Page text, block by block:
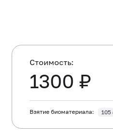
Cтоимость:
1300 ₽
Взятие биоматериала: 105